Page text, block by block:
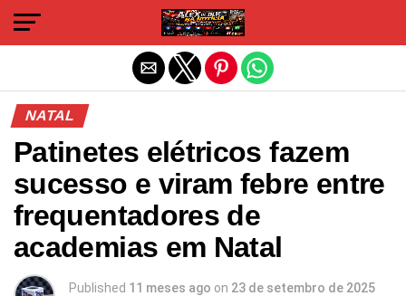
NATAL
Patinetes elétricos fazem
sucesso e viram febre entre
frequentadores de
academias em Natal
Published 11 meses ago on 23 de setembro de 2025
Sair da versão mobile